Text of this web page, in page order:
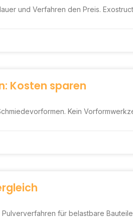
und Verfahren den Preis.
Kosten sparen
Kein
für belastbare